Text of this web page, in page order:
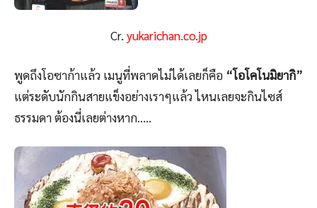
Cr. yukarichan.co.jp
พูดถึงโอซาก้าแล้ว เมนูที่พลาดไม่ได้เลยก็คือ “โอโคโนมิยากิ”
แต่ระดับนักกินสายแข็งอย่างเราๆแล้ว ไหนเลยจะกินไซส์
ธรรมดา ต้องนี่เลยต่างหาก…..